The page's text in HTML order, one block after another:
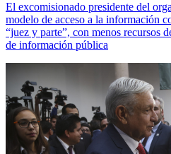
El excomisionado presidente del
modelo de acceso a la información
“juez y parte”, con menos recursos
de información pública